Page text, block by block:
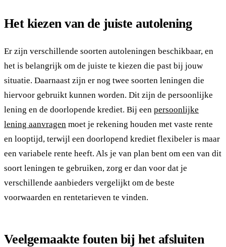
Het kiezen van de juiste autolening
Er zijn verschillende soorten autoleningen beschikbaar, en
het is belangrijk om de juiste te kiezen die past bij jouw
situatie. Daarnaast zijn er nog twee soorten leningen die
hiervoor gebruikt kunnen worden. Dit zijn de persoonlijke
lening en de doorlopende krediet. Bij een persoonlijke
lening aanvragen moet je rekening houden met vaste rente
en looptijd, terwijl een doorlopend krediet flexibeler is maar
een variabele rente heeft. Als je van plan bent om een van dit
soort leningen te gebruiken, zorg er dan voor dat je
verschillende aanbieders vergelijkt om de beste
voorwaarden en rentetarieven te vinden.
Veelgemaakte fouten bij het afsluiten